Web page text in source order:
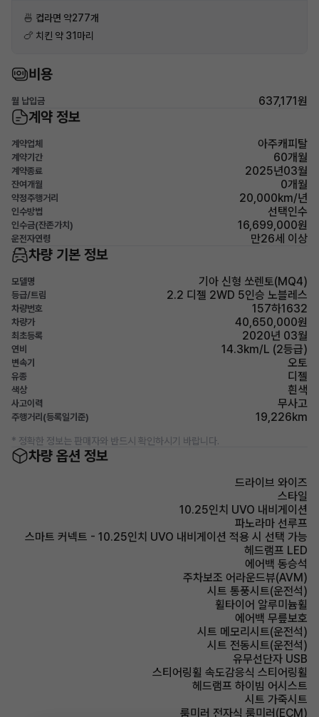
🍜 컵라면 약277개
🍗 치킨 약 31마리
비용
월 납입금 637,171원
계약 정보
계약업체 아주캐피탈
계약기간 60개월
계약종료 2025년03월
잔여개월 0개월
약정주행거리 20,000km/년
인수방법 선택인수
인수금(잔존가치) 16,699,000원
운전자연령 만26세 이상
차량 기본 정보
모델명 기아 신형 쏘렌토(MQ4)
등급/트림 2.2 디젤 2WD 5인승 노블레스
차량번호 157하1632
차량가 40,650,000원
최초등록 2020년 03월
연비 14.3km/L (2등급)
변속기 오토
유종 디젤
색상 흰색
사고이력 무사고
주행거리(등록일기준) 19,226km
* 정확한 정보는 판매자와 반드시 확인하시기 바랍니다.
차량 옵션 정보
드라이브 와이즈
스타일
10.25인치 UVO 내비게이션
파노라마 선루프
스마트 커넥트 - 10.25인치 UVO 내비게이션 적용 시 선택 가능
헤드램프 LED
에어백 동승석
주차보조 어라운드뷰(AVM)
시트 통풍시트(운전석)
휠타이어 알루미늄휠
에어백 무릎보호
시트 메모리시트(운전석)
시트 전동시트(운전석)
유무선단자 USB
스티어링휠 속도감응식 스티어링휠
헤드램프 하이빔 어시스트
시트 가죽시트
룸미러 전자식 룸미러(ECM)